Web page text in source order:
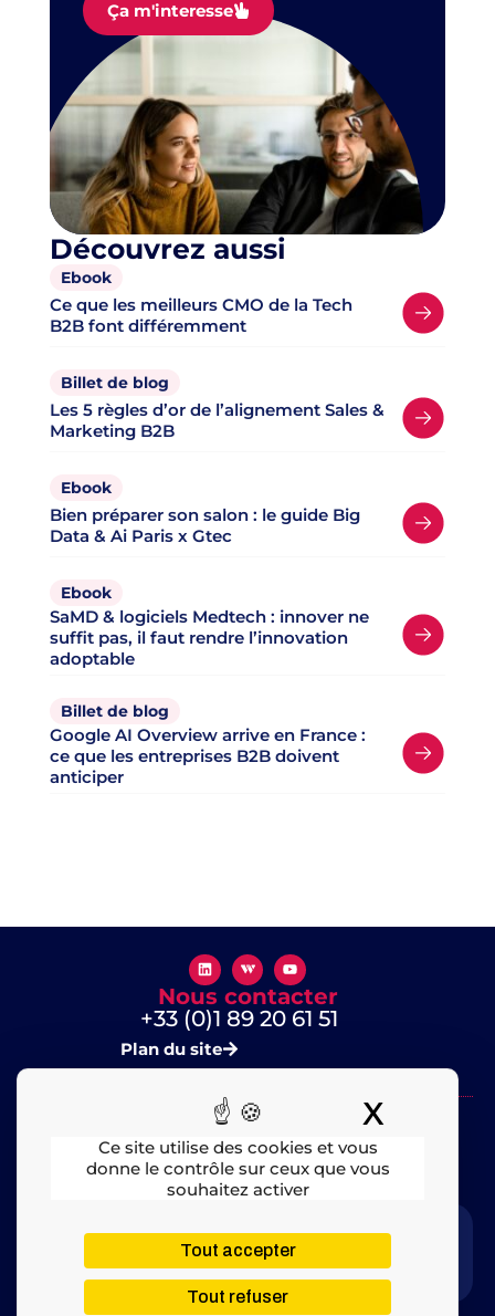
Ce site utilise des cookies et vous
donne le contrôle sur ceux que vous
souhaitez activer
Tout accepter
Tout refuser
X
Ça m'interesse
Découvrez aussi
Ebook
Ce que les meilleurs CMO de la Tech
B2B font différemment
Billet de blog
Les 5 règles d’or de l’alignement Sales &
Marketing B2B
Ebook
Bien préparer son salon : le guide Big
Data & Ai Paris x Gtec
Ebook
SaMD & logiciels Medtech : innover ne
suffit pas, il faut rendre l’innovation
adoptable
Billet de blog
Google AI Overview arrive en France :
ce que les entreprises B2B doivent
anticiper
Nous contacter
+33 (0)1 89 20 61 51
Plan du site
​ – © 2025 All rights Reserved